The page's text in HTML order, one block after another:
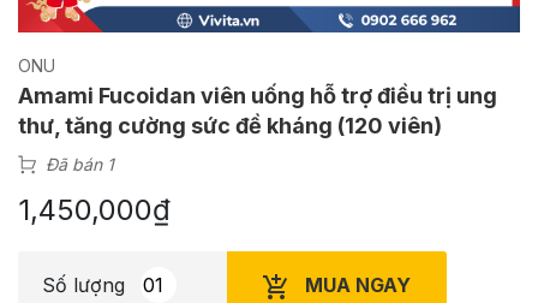
ONU
Amami Fucoidan viên uống hỗ trợ điều trị ung
thư, tăng cường sức đề kháng (120 viên)
Đã bán 1
1,450,000₫
Số lượng MUA NGAY